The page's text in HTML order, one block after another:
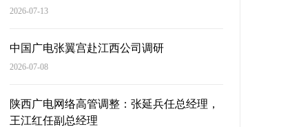
2026-07-13
中国广电张翼宫赴江西公司调研
2026-07-08
陕西广电网络高管调整：张延兵任总经理，
王江红任副总经理